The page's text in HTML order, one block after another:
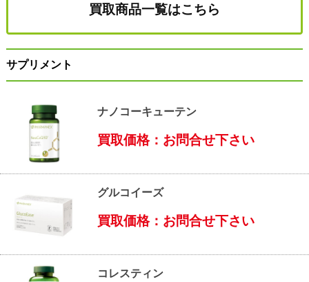
買取商品一覧はこちら
サプリメント
ナノコーキューテン
買取価格：お問合せ下さい
グルコイーズ
買取価格：お問合せ下さい
コレスティン